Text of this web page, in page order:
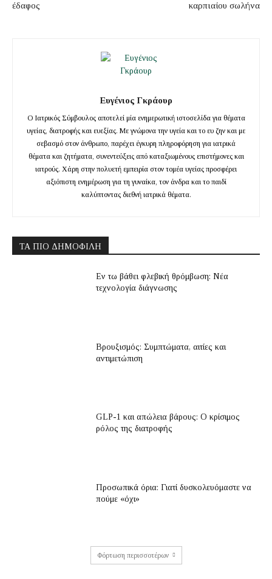
έδαφος
καρπιαίου σωλήνα
Ευγένιος Γκράουρ
Ο Ιατρικός Σύμβουλος αποτελεί μία ενημερωτική ιστοσελίδα για θέματα
υγείας, διατροφής και ευεξίας. Με γνώμονα την υγεία και το ευ ζην και με
σεβασμό στον άνθρωπο, παρέχει έγκυρη πληροφόρηση για ιατρικά
θέματα και ζητήματα, συνεντεύξεις από καταξιωμένους επιστήμονες και
ιατρούς. Χάρη στην πολυετή εμπειρία στον τομέα υγείας προσφέρει
αξιόπιστη ενημέρωση για τη γυναίκα, τον άνδρα και το παιδί
καλύπτοντας διεθνή ιατρικά θέματα.
ΤΑ ΠΙΟ ΔΗΜΟΦΙΛΉ
Εν τω βάθει φλεβική θρόμβωση: Νέα
τεχνολογία διάγνωσης
Βρουξισμός: Συμπτώματα, αιτίες και
αντιμετώπιση
GLP-1 και απώλεια βάρους: Ο κρίσιμος
ρόλος της διατροφής
Προσωπικά όρια: Γιατί δυσκολευόμαστε να
πούμε «όχι»
Φόρτωση περισσοτέρων